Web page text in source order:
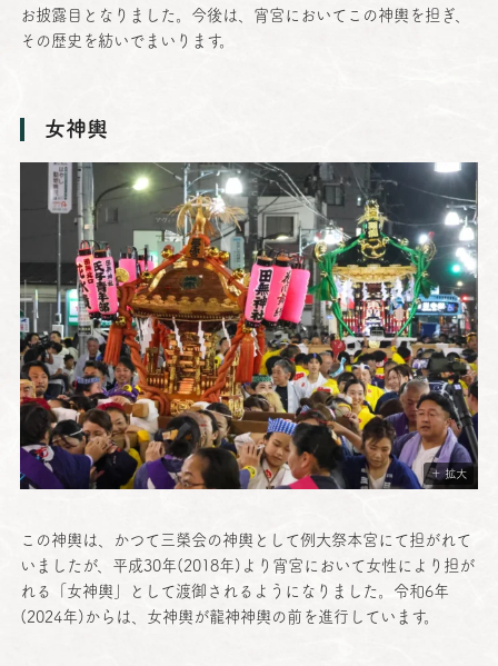
お披露目 となりました。 今後は、 宵宮 においてこの神輿を担ぎ、
その歴史 を紡いでまいります。
女神輿
＋ 拡大
この神輿は、かつて 三榮会の神輿として例大祭本宮 にて担がれて
いましたが、 平成30年(2018年)より 宵宮 において女性 により担が
れる「 女神輿」として渡御 されるようになりました。 令和6年
(2024年)からは、 女神輿が龍神神輿の前を進行 しています。